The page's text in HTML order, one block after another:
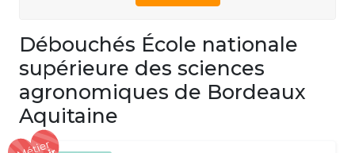
Débouchés École nationale
supérieure des sciences
agronomiques de Bordeaux
Aquitaine